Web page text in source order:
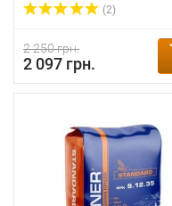
(2)
2 250 грн.
2 097 грн.